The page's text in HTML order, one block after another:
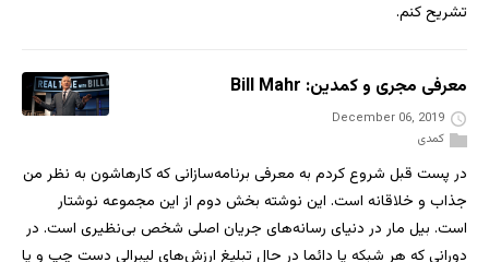
تشریح کنم.
معرفی مجری و کمدین: Bill Mahr
December 06, 2019
کمدی
در پست قبل شروع کردم به معرفی برنامه‌سازانی که کارهاشون به نظر من
جذاب و خلاقانه است. این نوشته بخش دوم از این مجموعه نوشتار
است. بیل مار در دنیای رسانه‌های جریان اصلی شخص بی‌نظیری است. در
دورانی که هر شبکه یا دائما در حال تبلیغ ارزش‌های لیبرالی دست چپ و یا